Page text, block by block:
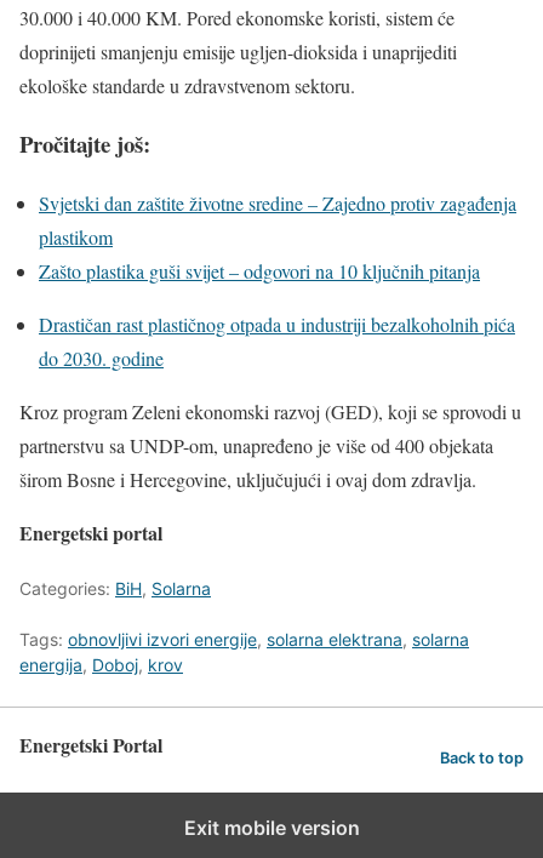
30.000 i 40.000 KM. Pored ekonomske koristi, sistem će
doprinijeti smanjenju emisije ugljen-dioksida i unaprijediti
ekološke standarde u zdravstvenom sektoru.
Pročitajte još:
Svjetski dan zaštite životne sredine – Zajedno protiv zagađenja
plastikom
Zašto plastika guši svijet – odgovori na 10 ključnih pitanja
Drastičan rast plastičnog otpada u industriji bezalkoholnih pića
do 2030. godine
Kroz program Zeleni ekonomski razvoj (GED), koji se sprovodi u
partnerstvu sa UNDP-om, unapređeno je više od 400 objekata
širom Bosne i Hercegovine, uključujući i ovaj dom zdravlja.
Energetski portal
Categories: BiH, Solarna
Tags: obnovljivi izvori energije, solarna elektrana, solarna
energija, Doboj, krov
Energetski Portal Back to top
Exit mobile version